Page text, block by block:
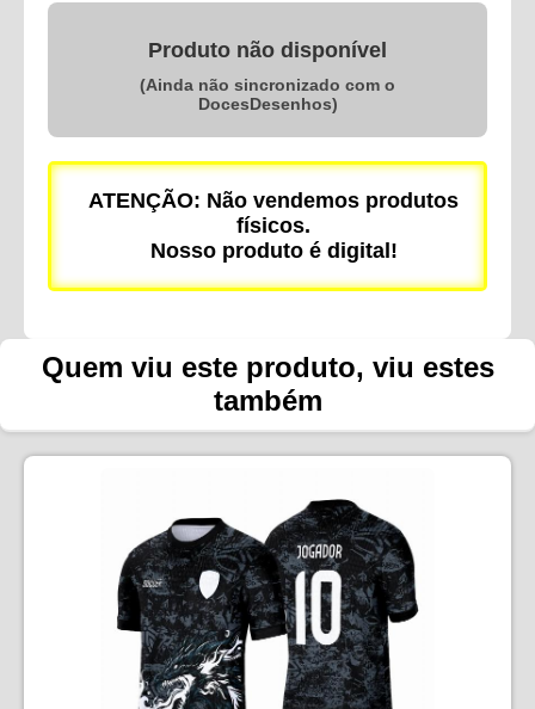
Produto não disponível
(Ainda não sincronizado com o
DocesDesenhos)
ATENÇÃO: Não vendemos produtos
físicos.
Nosso produto é digital!
Quem viu este produto, viu estes
também